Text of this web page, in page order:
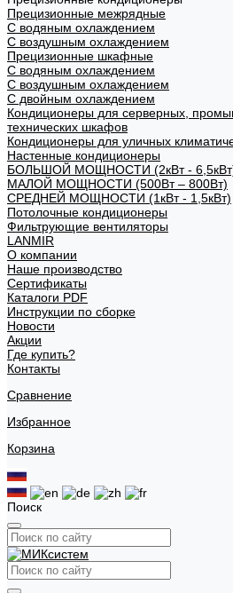
Прецизионные межрядные
С водяным охлаждением
С воздушным охлаждением
Прецизионные шкафные
С водяным охлаждением
С воздушным охлаждением
С двойным охлаждением
Кондиционеры для серверных,
технических шкафов
Кондиционеры для уличных
Настенные кондиционеры
БОЛЬШОЙ МОЩНОСТИ (2кВт -
МАЛОЙ МОЩНОСТИ (500Вт – 800Вт)
СРЕДНЕЙ МОЩНОСТИ (1кВт - 1,5кВт)
Потолочные кондиционеры
Фильтрующие вентиляторы
LANMIR
О компании
Наше производство
Сертификаты
Каталоги PDF
Инструкции по сборке
Новости
Акции
Где купить?
Контакты
Сравнение
Избранное
Корзина
Поиск